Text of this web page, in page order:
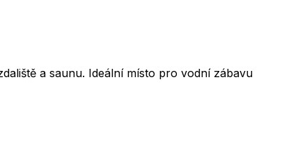
a saunu. Ideální místo pro vodní zábavu